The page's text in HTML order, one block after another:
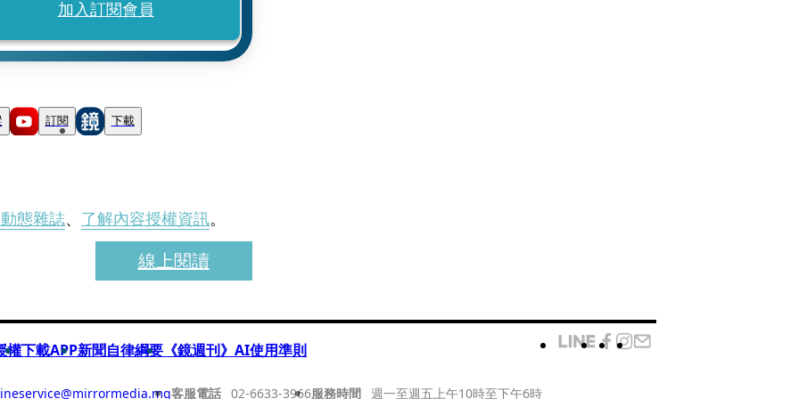
加入訂閱會員
訂閱 下載
態雜誌、 了解內容授權資訊。
線上閱讀
權下載APP新聞自律綱要 《鏡週刊》AI使用準則
客服電話 02-6633-3966服務時間 週一至週五上午10時至下午6時